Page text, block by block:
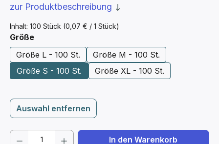
Inhalt: 100 Stück (0,07 € / 1 Stück)
zur Produktbeschreibung
Größeauswählen
Größe L - 100 St.
Größe M - 100 St.
Größe S - 100 St.
Größe XL - 100 St.
Auswahl entfernen
Produkt Anzahl: Gib den gewünschten
In den Warenkorb